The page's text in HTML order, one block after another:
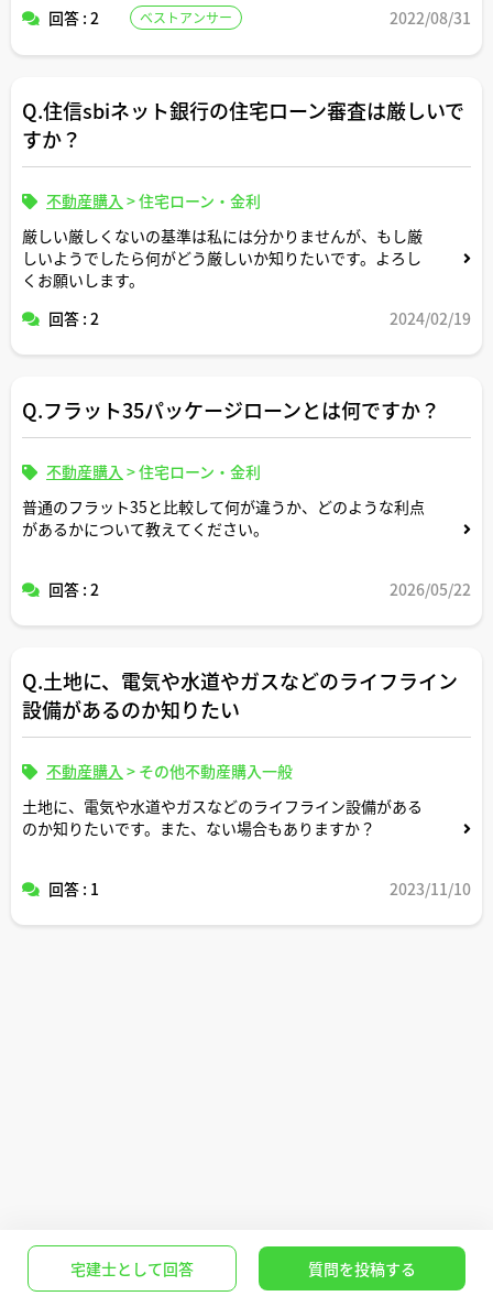
もし本当なら、メリットとデメリットについても知りたい
です！ヨロシクお願いします！
回答 : 2 ベストアンサー 2022/08/31
Q.住信sbiネット銀行の住宅ローン審査は厳しいで
すか？
不動産購入 >住宅ローン・金利
厳しい厳しくないの基準は私には分かりませんが、もし厳
しいようでしたら何がどう厳しいか知りたいです。よろし
くお願いします。
回答 : 2
2024/02/19
Q.フラット35パッケージローンとは何ですか？
不動産購入 >住宅ローン・金利
普通のフラット35と比較して何が違うか、どのような利点
があるかについて教えてください。
回答 : 2 2026/05/22
Q.土地に、電気や水道やガスなどのライフライン
設備があるのか知りたい
不動産購入 > その他不動産購入一般
土地に、電気や水道やガスなどのライフライン設備がある
のか知りたいです。また、ない場合もありますか？
回答 : 1 2023/11/10
宅建士として回答 質問を投稿する